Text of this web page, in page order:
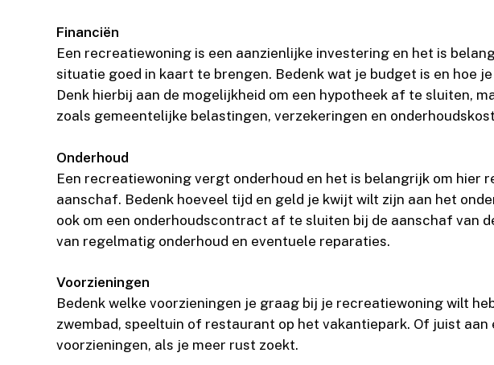
Financiën
Een recreatiewoning is een aanzienlijke investering en het is
situatie goed in kaart te brengen. Bedenk wat je budget is en hoe
Denk hierbij aan de mogelijkheid om een hypotheek af te sluiten,
zoals gemeentelijke belastingen, verzekeringen en
Onderhoud
Een recreatiewoning vergt onderhoud en het is belangrijk om hier
aanschaf. Bedenk hoeveel tijd en geld je kwijt wilt zijn aan het
ook om een onderhoudscontract af te sluiten bij de aanschaf van
van regelmatig onderhoud en eventuele reparaties.
Voorzieningen
Bedenk welke voorzieningen je graag bij je recreatiewoning wilt
zwembad, speeltuin of restaurant op het vakantiepark. Of juist
voorzieningen, als je meer rust zoekt.